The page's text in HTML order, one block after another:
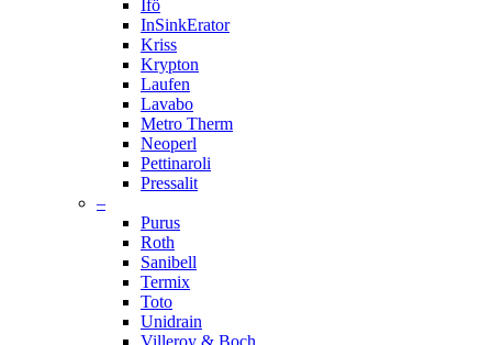
Ifö
InSinkErator
Kriss
Krypton
Laufen
Lavabo
Metro Therm
Neoperl
Pettinaroli
Pressalit
–
Purus
Roth
Sanibell
Termix
Toto
Unidrain
Villeroy & Boch